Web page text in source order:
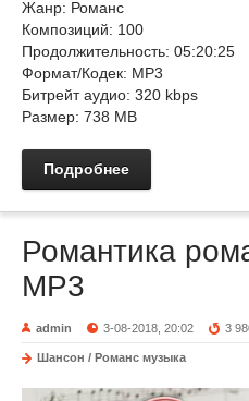
Жанр: Романс
Композиций: 100
Продолжительность: 05:20:25
Формат/Кодек: MP3
Битрейт аудио: 320 kbps
Размер: 738 MB
Подробнее
Романтика
MP3
admin 3-08-2018, 20:02 3
Шансон / Романс музыка